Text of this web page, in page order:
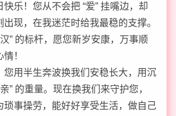
乐！您从不会把 “爱” 挂嘴边，却
现，在我迷茫时给我最稳的支撑。
” 的标杆，愿您新岁安康，万事顺
！
您用半生奔波换我们安稳长大，用沉
” 的重量。现在换我们来守护您，
琐事操劳，能好好享受生活，做自己